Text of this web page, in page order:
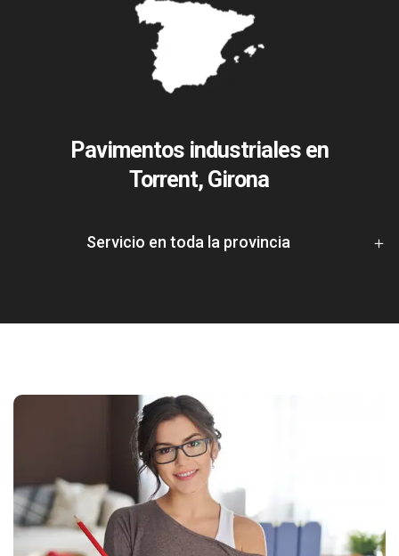
Pavimentos industriales en
Torrent, Girona
Servicio en toda la provincia